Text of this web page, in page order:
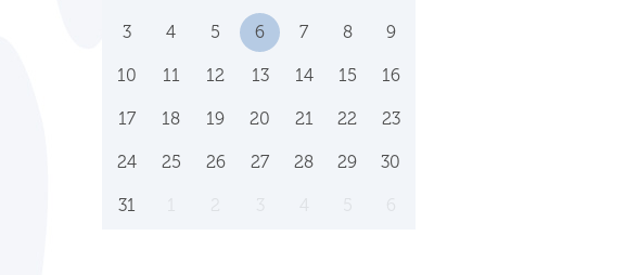
3 4 5 6 7 8 9
10 11 12 13 14 15 16
17 18 19 20 21 22 23
24 25 26 27 28 29 30
31